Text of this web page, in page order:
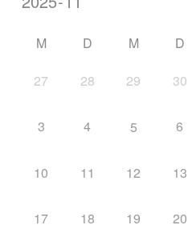
M D M D
27 28 29 30
3 4 5 6
10 11 12 13
17 18 19 20